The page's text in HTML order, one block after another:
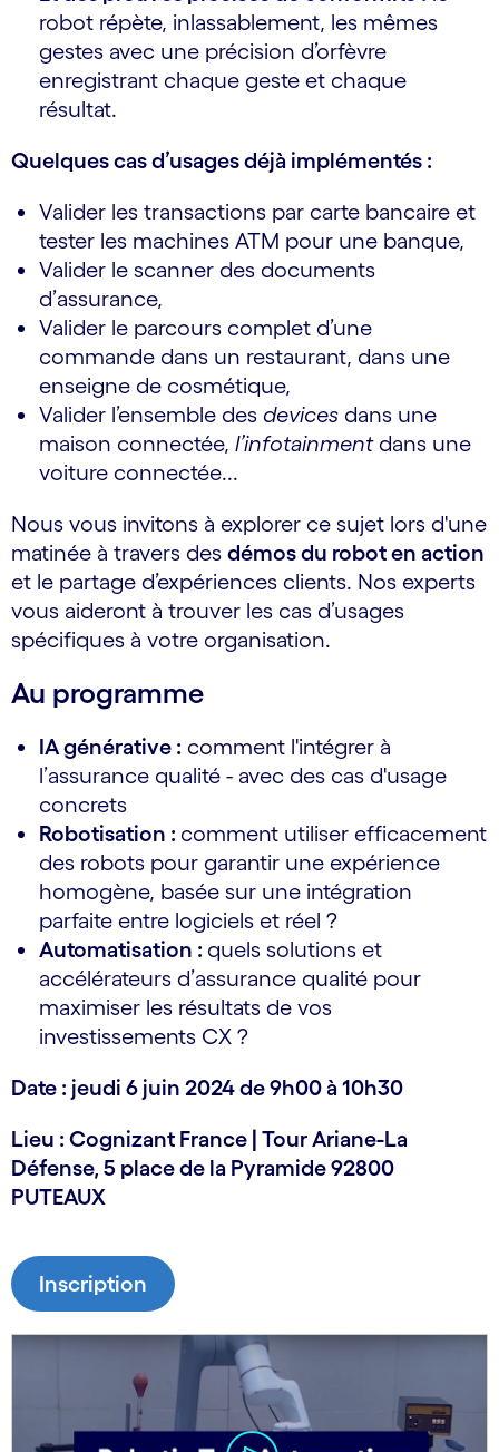
robot répète, inlassablement, les mêmes
gestes avec une précision d’orfèvre
enregistrant chaque geste et chaque
résultat.
Quelques cas d’usages déjà implémentés :
Valider les transactions par carte bancaire et
tester les machines ATM pour une banque,
Valider le scanner des documents
d’assurance,
Valider le parcours complet d’une
commande dans un restaurant, dans une
enseigne de cosmétique,
Valider l’ensemble des devices dans une
maison connectée, l’infotainment dans une
voiture connectée...
Nous vous invitons à explorer ce sujet lors d'une
matinée à travers des démos du robot en action
et le partage d’expériences clients. Nos experts
vous aideront à trouver les cas d’usages
spécifiques à votre organisation.
Au programme
IA générative : comment l'intégrer à
l’assurance qualité - avec des cas d'usage
concrets
Robotisation : comment utiliser efficacement
des robots pour garantir une expérience
homogène, basée sur une intégration
parfaite entre logiciels et réel ?
Automatisation : quels solutions et
accélérateurs d’assurance qualité pour
maximiser les résultats de vos
investissements CX ?
Date : jeudi 6 juin 2024 de 9h00 à 10h30
Lieu : Cognizant France | Tour Ariane-La
Défense, 5 place de la Pyramide 92800
PUTEAUX
Inscription